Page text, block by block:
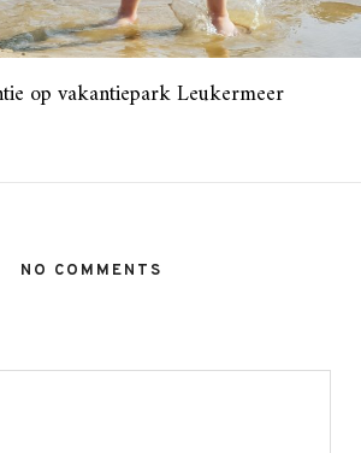
op vakantiepark Leukermeer
NO COMMENTS